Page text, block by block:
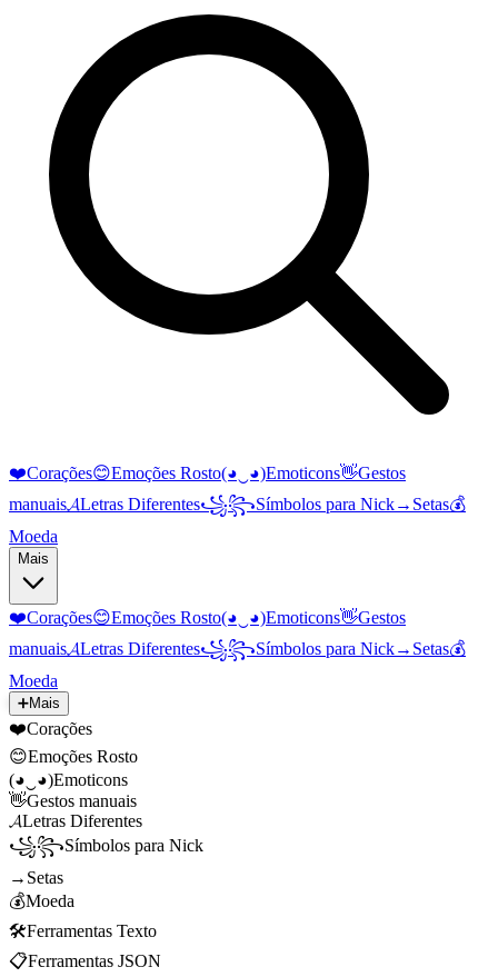
❤️Corações😊Emoções Rosto(◕‿◕)Emoticons👋Gestos
manuais𝓐Letras Diferentes꧁꧂Símbolos para Nick→ Setas💰
Moeda
Mais
❤️Corações😊Emoções Rosto(◕‿◕)Emoticons👋Gestos
manuais𝓐Letras Diferentes꧁꧂Símbolos para Nick→ Setas💰
Moeda
➕Mais
❤️Corações
😊Emoções Rosto
(◕‿◕)Emoticons
👋Gestos manuais
𝓐Letras Diferentes
꧁꧂Símbolos para Nick
→ Setas
💰Moeda
🛠️Ferramentas Texto
📋Ferramentas JSON